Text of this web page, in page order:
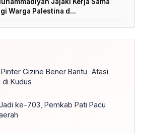
Jajaki Kerja Sama
Warga Palestina d...
Gizine Bener Bantu Atasi
di Kudus
ke-703, Pemkab Pati Pacu